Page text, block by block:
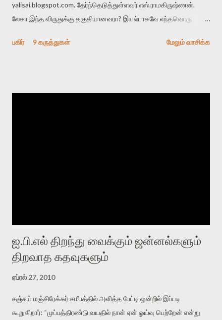
yalisai.blogspot.com. தேர்ந்தெடுத்துள்ளவர் எஸ்.ராமகிருஷ்ணன்.
லேகா இந்த விருதுக்கு தகுதியானவரா? இயல்பாகவே எந்தவொரு
அனாவசியமானதே. தீர்ப்பை விமர்சிப்பதை விட நாம் லேகாவின்
பகிர் 9 கருத்துகள் மேலும் வாசிக்க
ஐ.பி.எல் திறந்து வைக்கும் ஜன்னல்களும்
திறவாத கதவுகளும்
ஏப்ரல் 27, 2010
சஞ்சய் மஞ்சிரேக்கர் சமீபத்தில் அளித்த பேட்டி ஒன்றில் இப்படி
கூறுகிறார்: “முப்பத்திரண்டு வயதில் நான் ஏன் ஓய்வு பெற்றேன் என்று